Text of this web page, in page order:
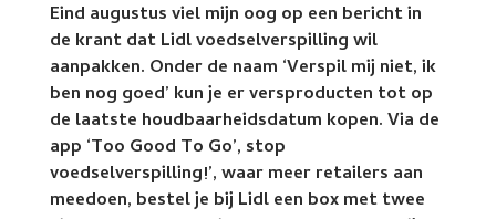
Eind augustus viel mijn oog op een bericht in
de krant dat Lidl voedselverspilling wil
aanpakken. Onder de naam ‘Verspil mij niet, ik
ben nog goed’ kun je er versproducten tot op
de laatste houdbaarheidsdatum kopen. Via de
app ‘Too Good To Go’, stop
voedselverspilling!’, waar meer retailers aan
meedoen, bestel je bij Lidl een box met twee